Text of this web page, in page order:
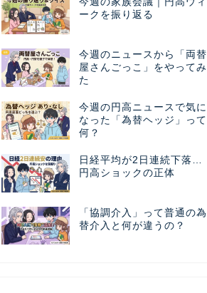
ークを振り返る
今週のニュースから「両替
屋さんごっこ」をやってみ
た
今週の円高ニュースで気に
なった「為替ヘッジ」って
何？
日経平均が2日連続下落…
円高ショックの正体
「協調介入」って普通の為
替介入と何が違うの？